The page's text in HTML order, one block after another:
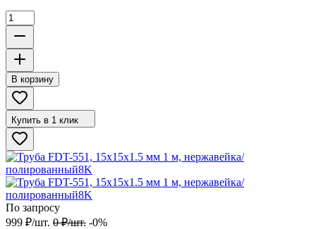
В корзину
Купить в 1 клик
По запросу
999 ₽/шт. 0 ₽/шт. -0%